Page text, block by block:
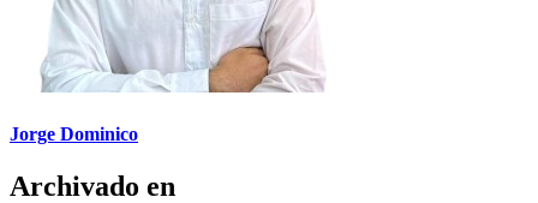
Jorge Dominico
Archivado en